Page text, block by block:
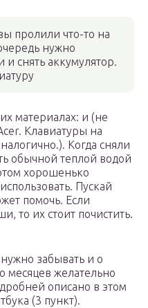
пролили что-то на
нужно
и снять аккумулятор.
материалах: и (не
Клавиатуры на
Когда сняли
обычной теплой водой
хорошенько
Пускай
помочь. Если
то их стоит почистить.
забывать и о
месяцев желательно
описано в этом
(3 пункт).